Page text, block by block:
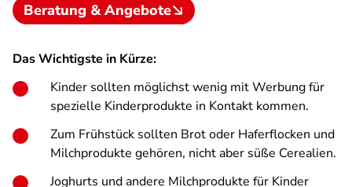
Beratung & Angebote
Das Wichtigste in Kürze:
Kinder sollten möglichst wenig mit Werbung für
spezielle Kinderprodukte in Kontakt kommen.
Zum Frühstück sollten Brot oder Haferflocken und
Milchprodukte gehören, nicht aber süße Cerealien.
Joghurts und andere Milchprodukte für Kinder